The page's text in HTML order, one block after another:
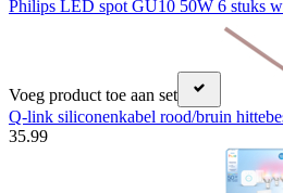
Philips LED spot GU10 50W 6 stuks
Voeg product toe aan set
Q-link siliconenkabel rood/bruin
35.99